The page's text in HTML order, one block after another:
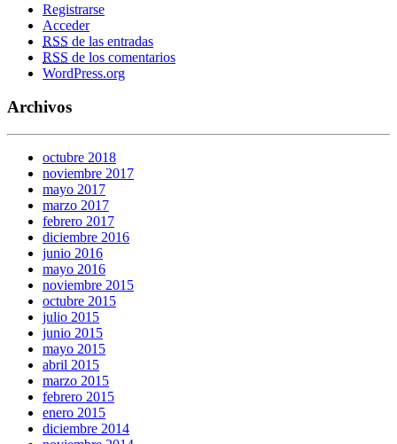
Registrarse
Acceder
RSS de las entradas
RSS de los comentarios
WordPress.org
Archivos
octubre 2018
noviembre 2017
mayo 2017
marzo 2017
febrero 2017
diciembre 2016
junio 2016
mayo 2016
noviembre 2015
octubre 2015
julio 2015
junio 2015
mayo 2015
abril 2015
marzo 2015
febrero 2015
enero 2015
diciembre 2014